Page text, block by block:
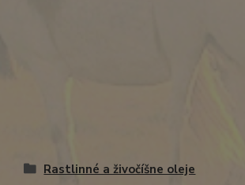
Rastlinné a živočíšne oleje